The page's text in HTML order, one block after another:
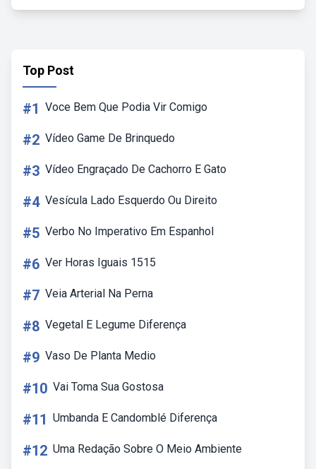
Top Post
#1 Voce Bem Que Podia Vir Comigo
#2 Vídeo Game De Brinquedo
#3 Vídeo Engraçado De Cachorro E Gato
#4 Vesícula Lado Esquerdo Ou Direito
#5 Verbo No Imperativo Em Espanhol
#6 Ver Horas Iguais 1515
#7 Veia Arterial Na Perna
#8 Vegetal E Legume Diferença
#9 Vaso De Planta Medio
#10 Vai Toma Sua Gostosa
#11 Umbanda E Candomblé Diferença
#12 Uma Redação Sobre O Meio Ambiente